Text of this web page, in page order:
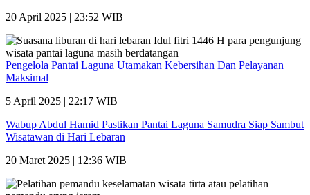
20 April 2025 | 23:52 WIB
Pengelola Pantai Laguna Utamakan Kebersihan Dan Pelayanan
Maksimal
5 April 2025 | 22:17 WIB
Wabup Abdul Hamid Pastikan Pantai Laguna Samudra Siap Sambut
Wisatawan di Hari Lebaran
20 Maret 2025 | 12:36 WIB